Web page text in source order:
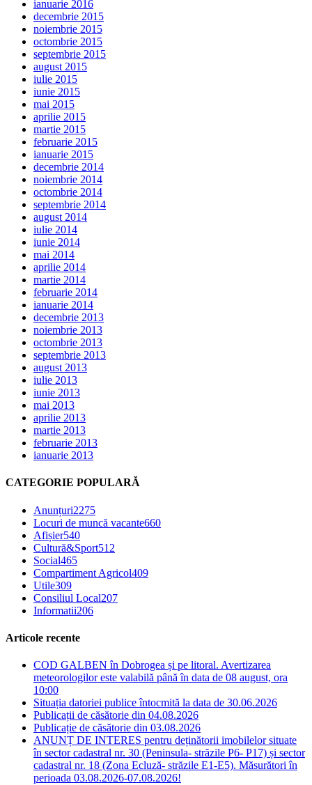
ianuarie 2016
decembrie 2015
noiembrie 2015
octombrie 2015
septembrie 2015
august 2015
iulie 2015
iunie 2015
mai 2015
aprilie 2015
martie 2015
februarie 2015
ianuarie 2015
decembrie 2014
noiembrie 2014
octombrie 2014
septembrie 2014
august 2014
iulie 2014
iunie 2014
mai 2014
aprilie 2014
martie 2014
februarie 2014
ianuarie 2014
decembrie 2013
noiembrie 2013
octombrie 2013
septembrie 2013
august 2013
iulie 2013
iunie 2013
mai 2013
aprilie 2013
martie 2013
februarie 2013
ianuarie 2013
CATEGORIE POPULARĂ
Anunțuri2275
Locuri de muncă vacante660
Afișier540
Cultură&Sport512
Social465
Compartiment Agricol409
Utile309
Consiliul Local207
Informatii206
Articole recente
COD GALBEN în Dobrogea și pe litoral. Avertizarea
meteorologilor este valabilă până în data de 08 august, ora
10:00
Situația datoriei publice întocmită la data de 30.06.2026
Publicații de căsătorie din 04.08.2026
Publicație de căsătorie din 03.08.2026
ANUNȚ DE INTERES pentru deținătorii imobilelor situate
în sector cadastral nr. 30 (Peninsula- străzile P6- P17) și sector
cadastral nr. 18 (Zona Ecluză- străzile E1-E5). Măsurători în
perioada 03.08.2026-07.08.2026!